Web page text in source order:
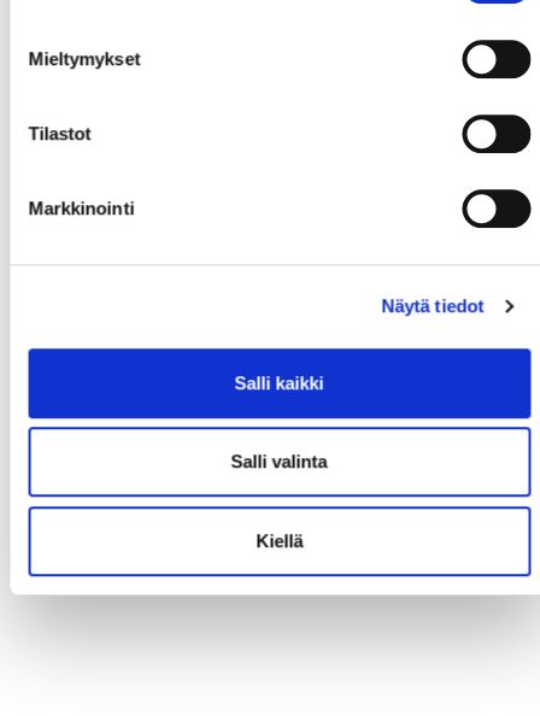
Mieltymykset
Tilastot
Markkinointi
Näytä tiedot
Salli kaikki
Salli valinta
Kiellä